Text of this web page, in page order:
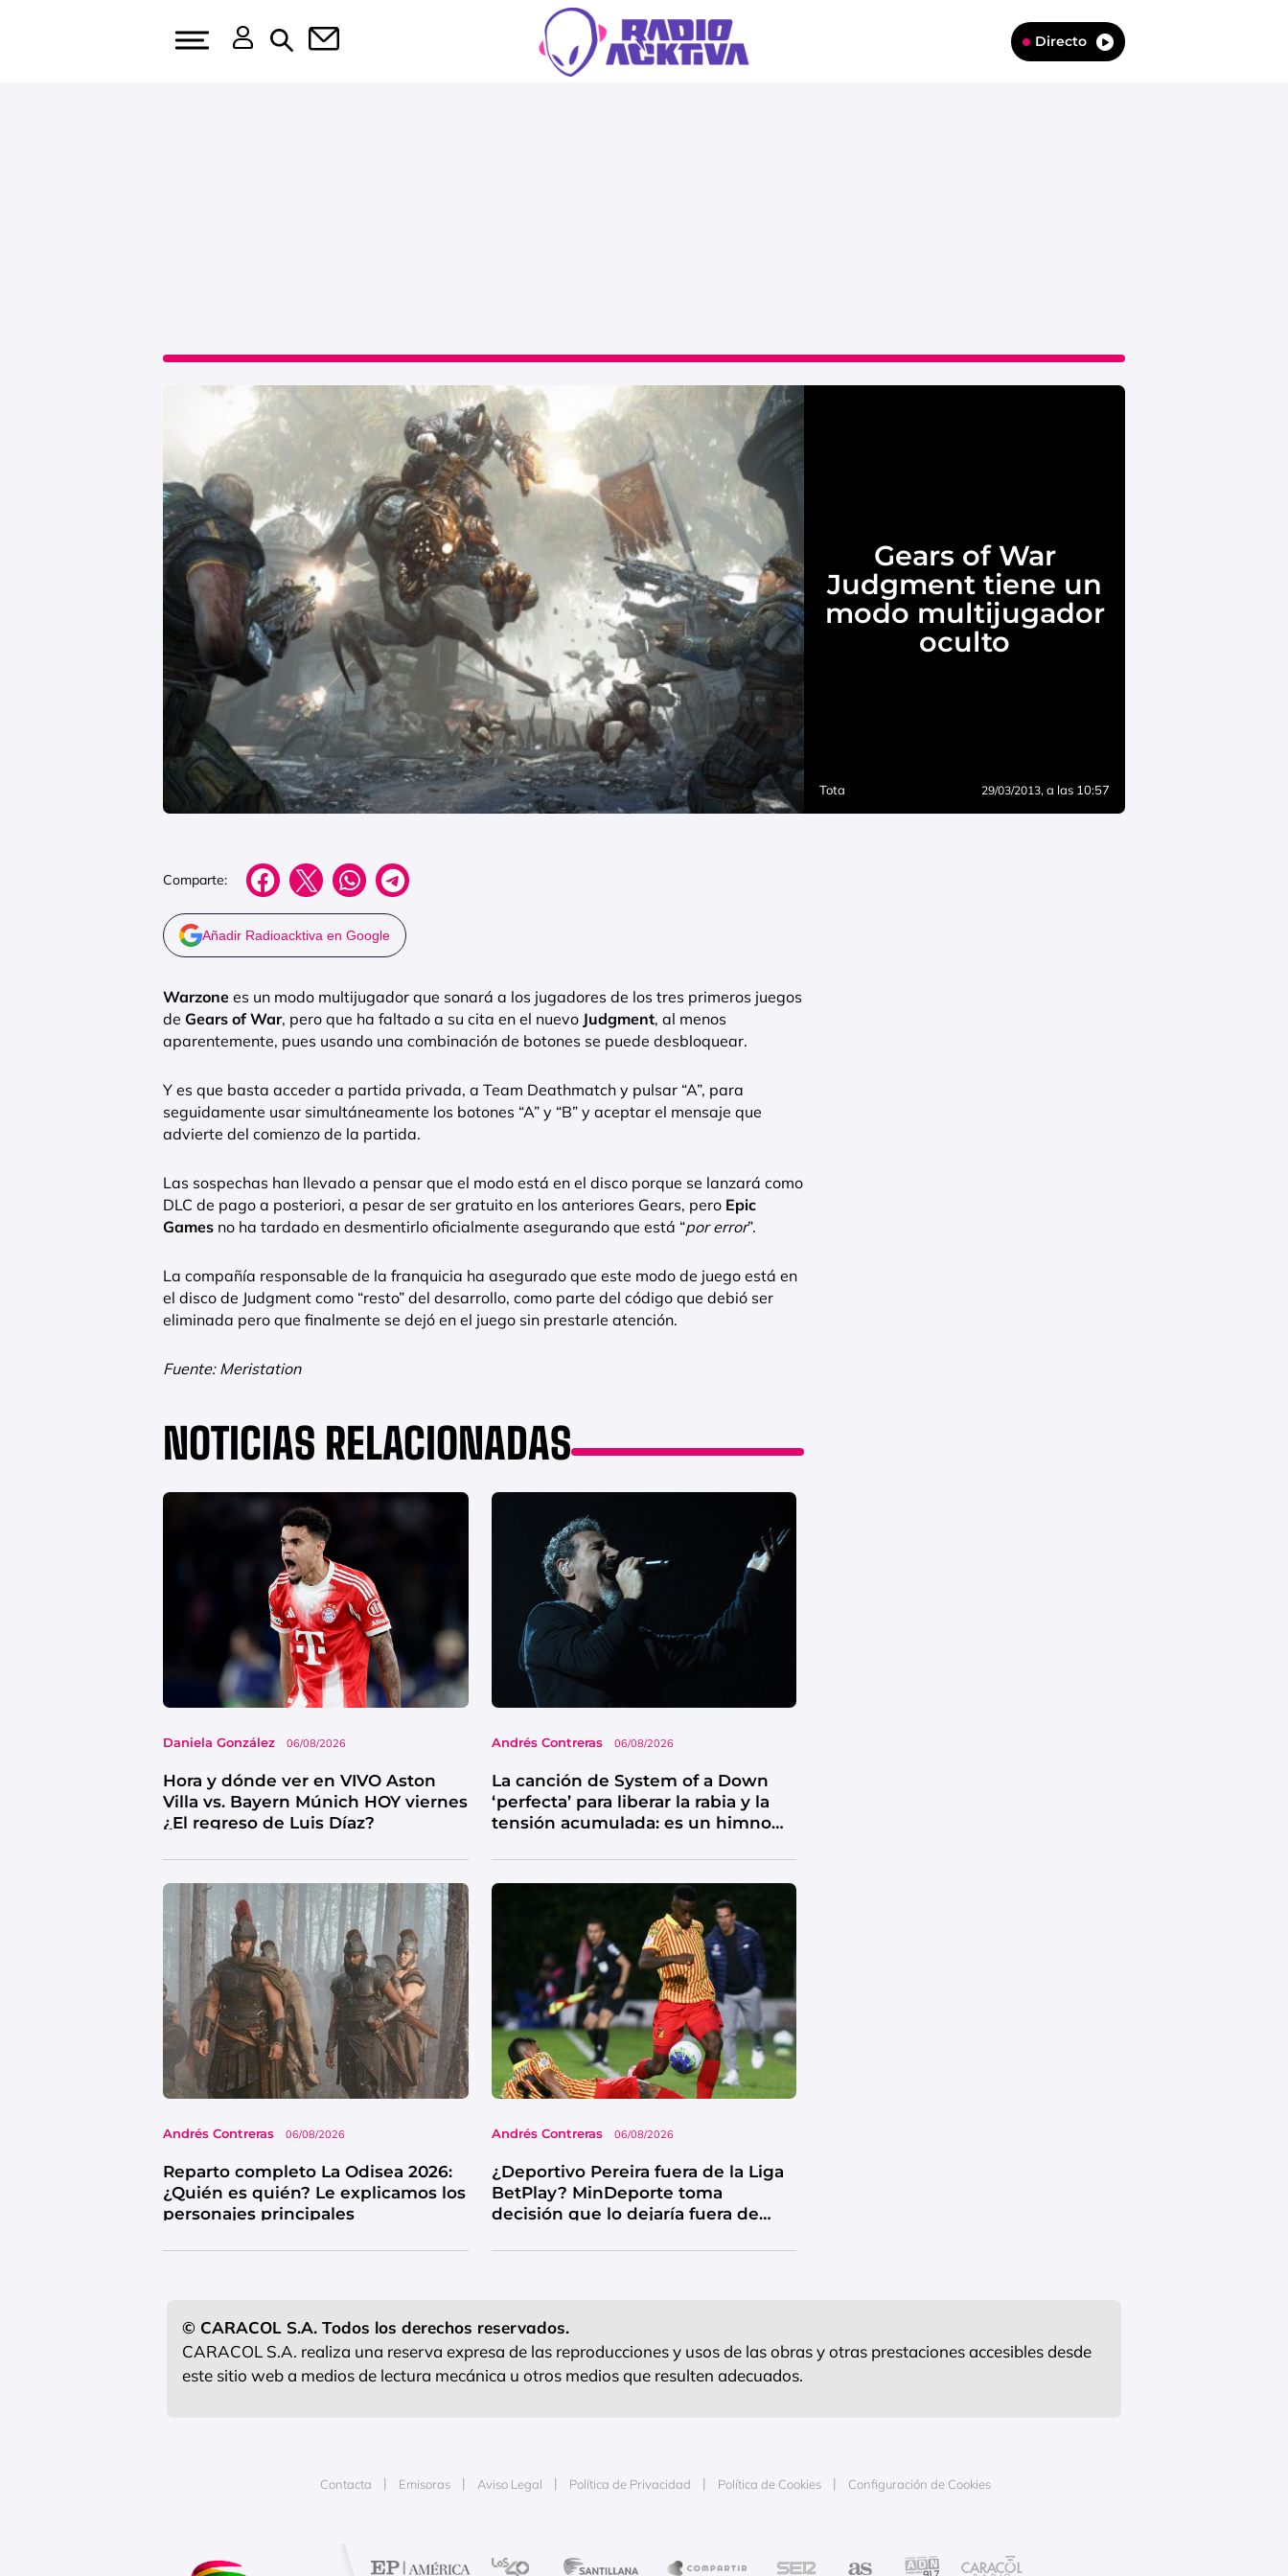
Directo
Gears of War
Judgment tiene un
modo multijugador
oculto
Tota 29/03/2013, a las 10:57
Comparte:
Añadir Radioacktiva en Google
Warzone es un modo multijugador que sonará a los jugadores de los tres primeros juegos
de Gears of War, pero que ha faltado a su cita en el nuevo Judgment, al menos
aparentemente, pues usando una combinación de botones se puede desbloquear.
Y es que basta acceder a partida privada, a Team Deathmatch y pulsar “A”, para
seguidamente usar simultáneamente los botones “A” y “B” y aceptar el mensaje que
advierte del comienzo de la partida.
Las sospechas han llevado a pensar que el modo está en el disco porque se lanzará como
DLC de pago a posteriori, a pesar de ser gratuito en los anteriores Gears, pero Epic
Games no ha tardado en desmentirlo oficialmente asegurando que está “por error”.
La compañía responsable de la franquicia ha asegurado que este modo de juego está en
el disco de Judgment como “resto” del desarrollo, como parte del código que debió ser
eliminada pero que finalmente se dejó en el juego sin prestarle atención.
Fuente: Meristation
NOTICIAS RELACIONADAS
Daniela González 06/08/2026
Hora y dónde ver en VIVO Aston
Villa vs. Bayern Múnich HOY viernes
¿El regreso de Luis Díaz?
Andrés Contreras 06/08/2026
La canción de System of a Down
‘perfecta’ para liberar la rabia y la
tensión acumulada: es un himno
Andrés Contreras 06/08/2026
Reparto completo La Odisea 2026:
¿Quién es quién? Le explicamos los
personajes principales
Andrés Contreras 06/08/2026
¿Deportivo Pereira fuera de la Liga
BetPlay? MinDeporte toma
decisión que lo dejaría fuera de
© CARACOL S.A. Todos los derechos reservados.
CARACOL S.A. realiza una reserva expresa de las reproducciones y usos de las obras y otras prestaciones accesibles desde
este sitio web a medios de lectura mecánica u otros medios que resulten adecuados.
Contacta Emisoras Aviso Legal Política de Privacidad Política de Cookies Configuración de Cookies